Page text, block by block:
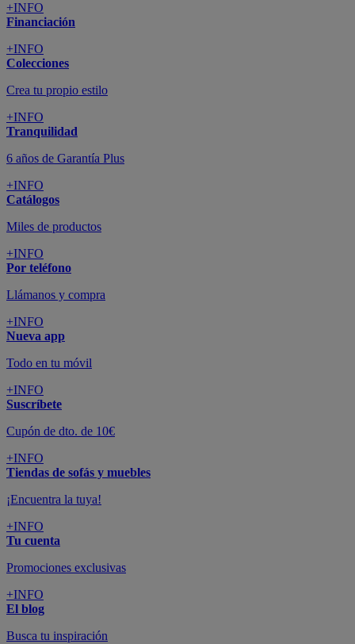
+INFO
Financiación
+INFO
Colecciones
Crea tu propio estilo
+INFO
Tranquilidad
6 años de Garantía Plus
+INFO
Catálogos
Miles de productos
+INFO
Por teléfono
Llámanos y compra
+INFO
Nueva app
Todo en tu móvil
+INFO
Suscríbete
Cupón de dto. de 10€
+INFO
Tiendas de sofás y muebles
¡Encuentra la tuya!
+INFO
Tu cuenta
Promociones exclusivas
+INFO
El blog
Busca tu inspiración